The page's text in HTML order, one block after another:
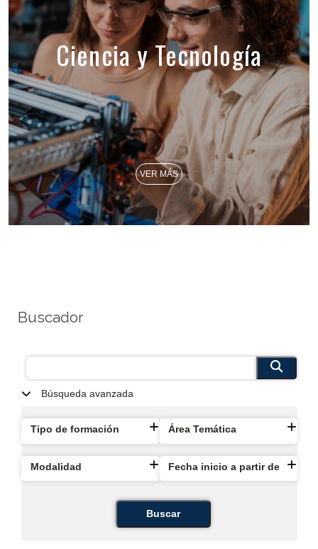
Ciencia y Tecnología
VER MÁS
Buscador
Búsqueda avanzada
Tipo de formación Área Temática
Modalidad Fecha inicio a partir de
Buscar